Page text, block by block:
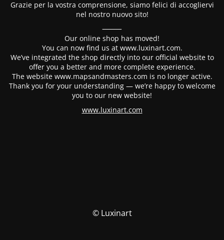
Grazie per la vostra comprensione, siamo felici di accogliervi
nel nostro nuovo sito!
⸻
Our online shop has moved!
You can now find us at www.luxinart.com.
We’ve integrated the shop directly into our official website to
offer you a better and more complete experience.
The website www.mapsandmasters.com is no longer active.
Thank you for your understanding — we’re happy to welcome
you to our new website!
www.luxinart.com
© Luxinart